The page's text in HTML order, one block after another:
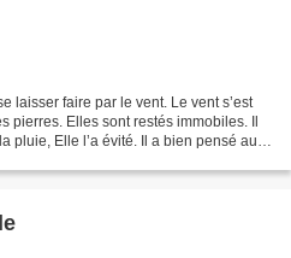
laisser faire par le vent. Le vent s’est
pierres. Elles sont restés immobiles. Il
pluie, Elle l’a évité. Il a bien pensé au